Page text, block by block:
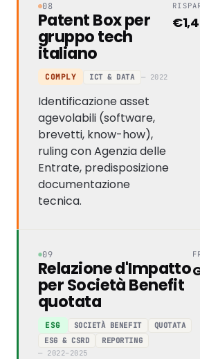
08
Patent Box per
gruppo tech
italiano
COMPLY ICT & DATA — 2022
Identificazione asset
agevolabili (software,
brevetti, know-how),
ruling con Agenzia delle
Entrate, predisposizione
documentazione
tecnica.
09
Relazione d'Impatto
per Società Benefit
quotata
ESG SOCIETÀ BENEFIT
QUOTATA
ESG & CSRD
REPORTING
— 2022–2025